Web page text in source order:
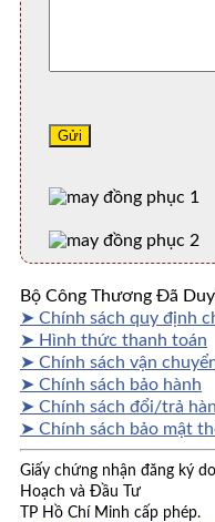
Bộ Công Thương Đã
➤ Chính sách quy định
➤ Hình thức thanh toán
➤ Chính sách vận
➤ Chính sách bảo hành
➤ Chính sách đổi/trả
➤ Chính sách bảo mật
Giấy chứng nhận đăng ký
Hoạch và Đầu Tư
TP Hồ Chí Minh cấp phép.